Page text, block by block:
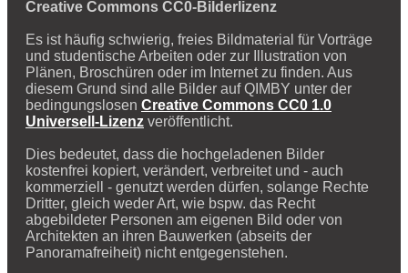
Creative Commons CC0-Bilderlizenz
Es ist häufig schwierig, freies Bildmaterial für Vorträge
und studentische Arbeiten oder zur Illustration von
Plänen, Broschüren oder im Internet zu finden. Aus
diesem Grund sind alle Bilder auf QIMBY unter der
bedingungslosen Creative Commons CC0 1.0
Universell-Lizenz veröffentlicht.
Dies bedeutet, dass die hochgeladenen Bilder
kostenfrei kopiert, verändert, verbreitet und - auch
kommerziell - genutzt werden dürfen, solange Rechte
Dritter, gleich weder Art, wie bspw. das Recht
abgebildeter Personen am eigenen Bild oder von
Architekten an ihren Bauwerken (abseits der
Panoramafreiheit) nicht entgegenstehen.